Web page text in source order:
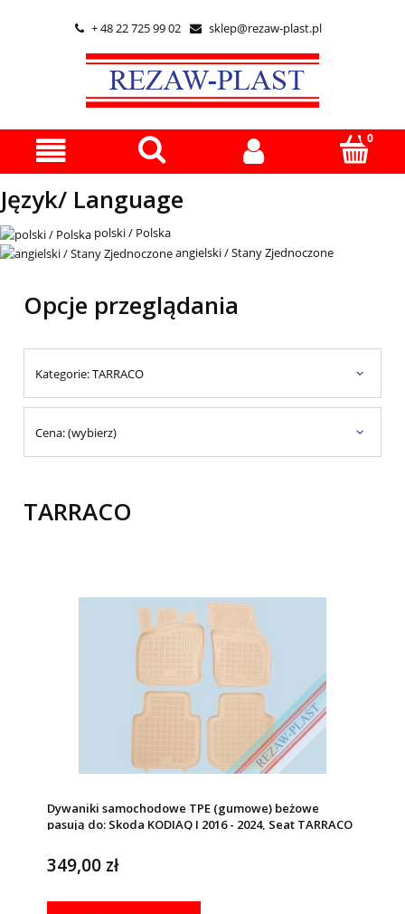
 + 48 22 725 99 02  sklep@rezaw-plast.pl
Język/ Language
polski / Polska
angielski / Stany Zjednoczone
Opcje przeglądania
Kategorie: TARRACO
Cena: (wybierz)
TARRACO
Dywaniki samochodowe TPE (gumowe) beżowe
pasują do: Skoda KODIAQ I 2016 - 2024, Seat TARRACO
349,00 zł